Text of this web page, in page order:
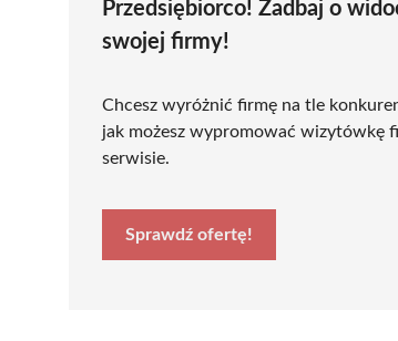
Przedsiębiorco! Zadbaj o
swojej firmy!
Chcesz wyróżnić firmę na tle
jak możesz wypromować wizytówkę
serwisie.
Sprawdź ofertę!